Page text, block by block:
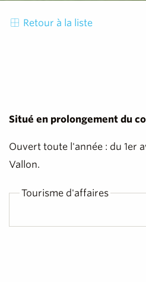
Retour à la liste
Situé en prolongement du
Ouvert toute l'année : du 1er
Vallon.
Tourisme d'affaires